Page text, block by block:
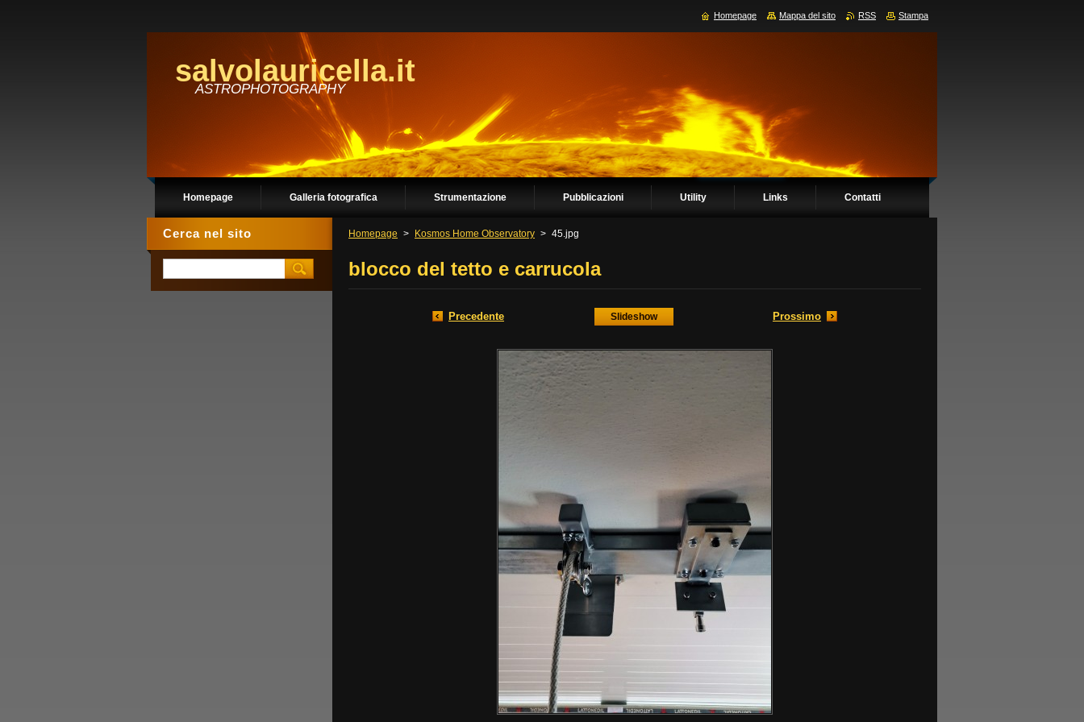
salvolauricella.it
ASTROPHOTOGRAPHY
Homepage Galleria fotografica Strumentazione Pubblicazioni Utility Links Contatti
Homepage > Kosmos Home Observatory > 45.jpg
blocco del tetto e carrucola
Precedente Slideshow Prossimo
Cerca nel sito
Homepage Mappa del sito RSS Stampa